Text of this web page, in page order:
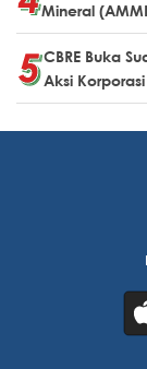
Mineral
CBRE Buka
Aksi